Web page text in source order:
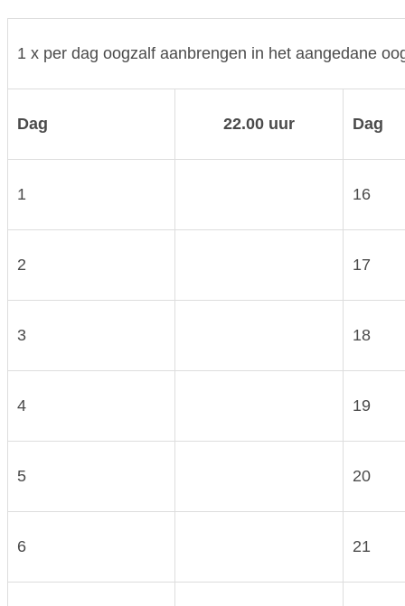
1 x per dag oogzalf aanbrengen in het aangedane
Dag 22.00 uur Dag
1 16
2 17
3 18
4 19
5 20
6 21